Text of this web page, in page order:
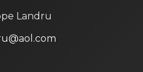
Landru